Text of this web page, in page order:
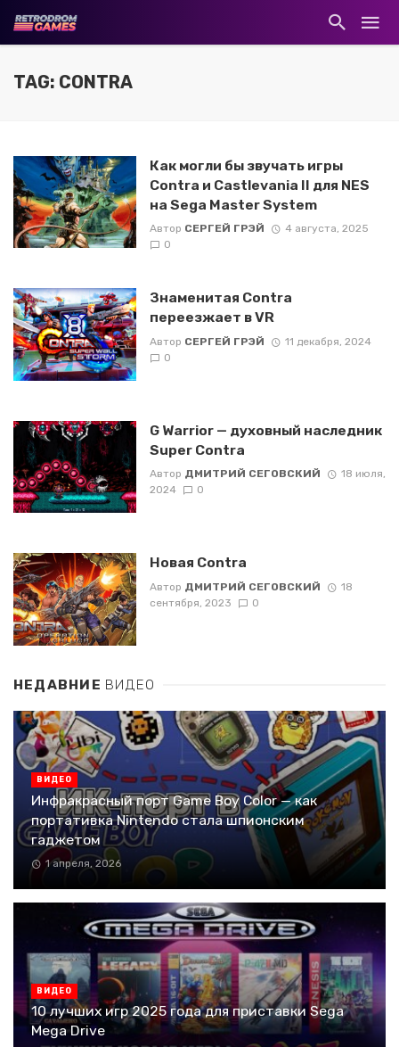
TAG: CONTRA
Как могли бы звучать игры
Contra и Castlevania II для NES
на Sega Master System
Автор СЕРГЕЙ ГРЭЙ
4 августа, 2025
0
Знаменитая Contra
переезжает в VR
Автор СЕРГЕЙ ГРЭЙ
11 декабря, 2024
0
G Warrior — духовный наследник
Super Contra
Автор ДМИТРИЙ СЕГОВСКИЙ
18 июля,
2024
0
Новая Contra
Автор ДМИТРИЙ СЕГОВСКИЙ
18
сентября, 2023
0
НЕДАВНИЕ ВИДЕО
ВИДЕО
Инфракрасный порт Game Boy Color — как
портативка Nintendo стала шпионским
гаджетом
1 апреля, 2026
ВИДЕО
10 лучших игр 2025 года для приставки Sega
Mega Drive